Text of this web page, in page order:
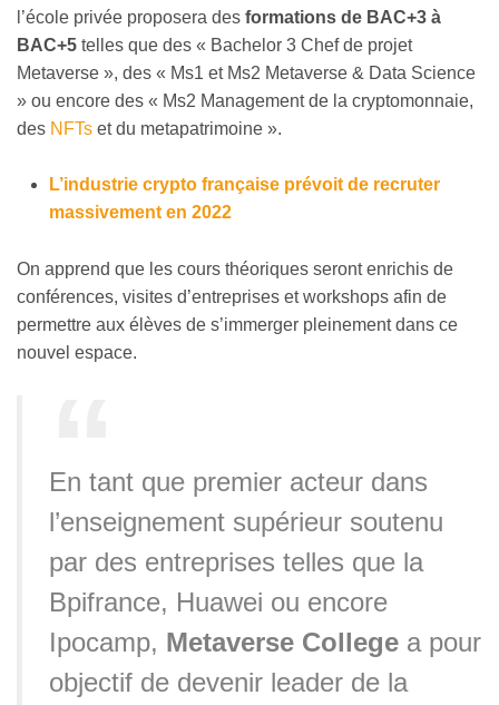
l’école privée proposera des formations de BAC+3 à
BAC+5 telles que des « Bachelor 3 Chef de projet
Metaverse », des « Ms1 et Ms2 Metaverse & Data Science
» ou encore des « Ms2 Management de la cryptomonnaie,
des NFTs et du metapatrimoine ».
L’industrie crypto française prévoit de recruter
massivement en 2022
On apprend que les cours théoriques seront enrichis de
conférences, visites d’entreprises et workshops afin de
permettre aux élèves de s’immerger pleinement dans ce
nouvel espace.
En tant que premier acteur dans
l’enseignement supérieur soutenu
par des entreprises telles que la
Bpifrance, Huawei ou encore
Ipocamp, Metaverse College a pour
objectif de devenir leader de la